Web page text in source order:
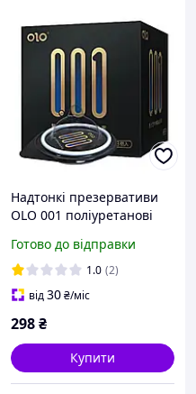
Надтонкі презервативи
OLO 001 поліуретанові
паковання 3 шт Sex Aura
Готово до відправки
1.0 (2)
від30₴/міс
298₴
Купити